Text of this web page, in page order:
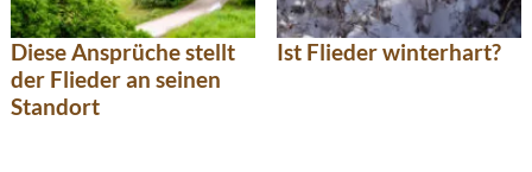
Diese Ansprüche stellt
der Flieder an seinen
Standort
Ist Flieder winterhart?